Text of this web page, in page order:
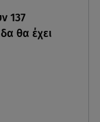
137
θα έχει